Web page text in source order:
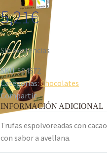
5,21€
Sin existencias
SKU:584572
Categorías:Chocolates
Compartir:
INFORMACIÓN ADICIONAL
Trufas espolvoreadas con cacao
con sabor a avellana.